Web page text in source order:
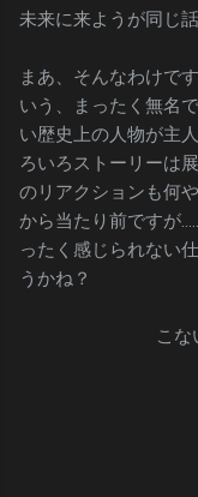
未来に来ようが同じ
まあ、そんなわけで
いう、まったく無名
い歴史上の人物が主
ろいろストーリーは
のリアクションも何
から当たり前ですが
ったく感じられない
うかね？
こな